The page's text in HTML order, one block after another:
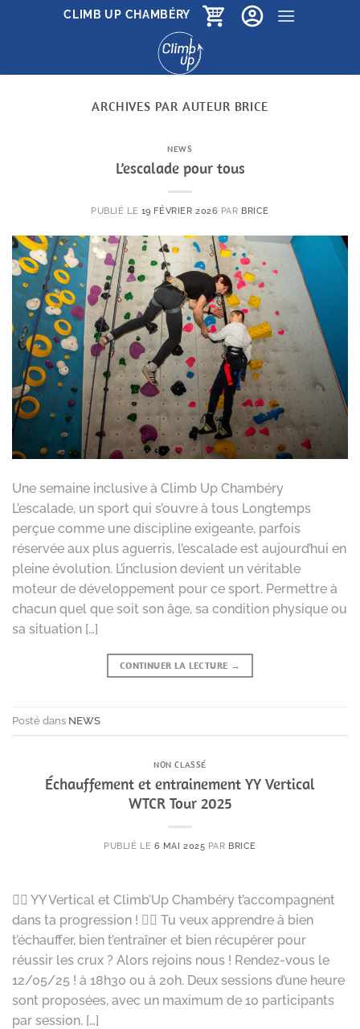
CLIMB UP CHAMBÉRY
ARCHIVES PAR AUTEUR BRICE
NEWS
L’escalade pour tous
PUBLIÉ LE 19 FÉVRIER 2026 PAR BRICE
Une semaine inclusive à Climb Up Chambéry
L’escalade, un sport qui s’ouvre à tous Longtemps
perçue comme une discipline exigeante, parfois
réservée aux plus aguerris, l’escalade est aujourd’hui en
pleine évolution. L’inclusion devient un véritable
moteur de développement pour ce sport. Permettre à
chacun quel que soit son âge, sa condition physique ou
sa situation […]
CONTINUER LA LECTURE →
Posté dans NEWS
NON CLASSÉ
Échauffement et entrainement YY Vertical
WTCR Tour 2025
PUBLIÉ LE 6 MAI 2025 PAR BRICE
🧗‍♂️ YY Vertical et Climb’Up Chambéry t’accompagnent
dans ta progression ! 🧗‍♀️ Tu veux apprendre à bien
t’échauffer, bien t’entraîner et bien récupérer pour
réussir les crux ? Alors rejoins nous ! Rendez-vous le
12/05/25 ! à 18h30 ou à 20h. Deux sessions d’une heure
sont proposées, avec un maximum de 10 participants
par session. […]